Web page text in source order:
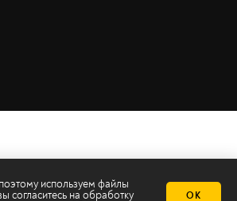
используем файлы
согласитесь на обработку
ОК